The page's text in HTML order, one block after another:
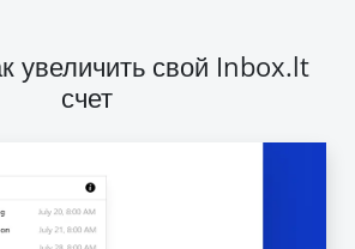
увеличить свой Inbox.lt
счет